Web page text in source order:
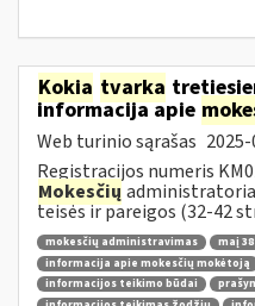
Kokia tvarka
informacija apie
Web turinio sąrašas
Registracijos numeris
Mokesčių
teisės ir pareigos (32-42
mokesčių administravimas maį
informacija apie mokesčių mokėtoją
informacijos teikimo būdai